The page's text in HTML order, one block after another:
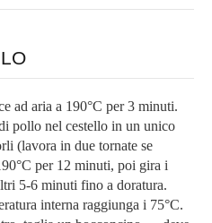
ad aria a 190°C per 3 minuti.
pollo nel cestello in un unico
(lavora in due tornate se
per 12 minuti, poi gira i
5-6 minuti fino a doratura.
interna raggiunga i 75°C.